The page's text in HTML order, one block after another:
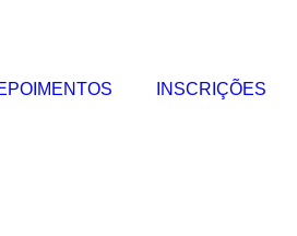
INSCRIÇÕES